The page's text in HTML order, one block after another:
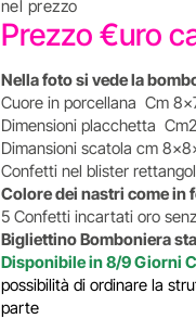
nel prezzo
Prezzo €uro
Nella foto si vede la
Cuore in porcellana Cm
Dimensioni placchetta
Dimansioni scatola cm
Confetti nel blister
Colore dei nastri come in
5 Confetti incartati oro
Bigliettino Bomboniera
Disponibile in 8/9 Giorni
possibilità di ordinare la
parte